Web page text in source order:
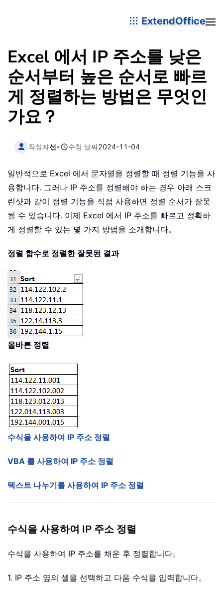
ExtendOffice
Excel 에서 IP 주소를 낮은
순서부터 높은 순서로 빠르
게 정렬하는 방법은 무엇인
가요？
작성자선• 수정 날짜2024-11-04
일반적으로 Excel 에서 문자열을 정렬할 때 정렬 기능을 사
용합니다. 그러나 IP 주소를 정렬해야 하는 경우 아래 스크
린샷과 같이 정렬 기능을 직접 사용하면 정렬 순서가 잘못
될 수 있습니다. 이제 Excel 에서 IP 주소를 빠르고 정확하
게 정렬할 수 있는 몇 가지 방법을 소개합니다。
정렬 함수로 정렬한 잘못된 결과
올바른 정렬
수식을 사용하여 IP 주소 정렬
VBA 를 사용하여 IP 주소 정렬
텍스트 나누기를 사용하여 IP 주소 정렬
수식을 사용하여 IP 주소 정렬
수식을 사용하여 IP 주소를 채운 후 정렬합니다。
1. IP 주소 옆의 셀을 선택하고 다음 수식을 입력합니다。